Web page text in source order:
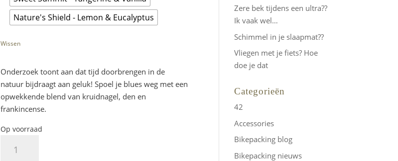
Nature's Shield - Lemon & Eucalyptus
Wissen
Onderzoek toont aan dat tijd doorbrengen in de
natuur bijdraagt aan geluk! Spoel je blues weg met een
opwekkende blend van kruidnagel, den en
frankincense.
Op voorraad
Trash
Zere bek tijdens een ultra??
Ik vaak wel…
Schimmel in je slaapmat??
Vliegen met je fiets? Hoe
doe je dat
Categorieën
42
Accessories
Bikepacking blog
Bikepacking nieuws